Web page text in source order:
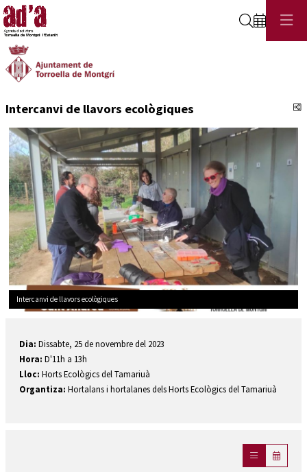
Cerca
Intercanvi de llavors ecològiques
Intercanvi de llavors ecològiques
Dia: Dissabte, 25 de novembre del 2023
Hora: D'11h a 13h
Lloc: Horts Ecològics del Tamariuà
Organtiza: Hortalans i hortalanes dels Horts Ecològics del Tamariuà